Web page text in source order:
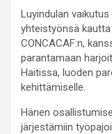
Luyindulan
yhteistyönsä kautta
CONCACAF:n,
parantamaan
Haitissa, luoden
kehittämiselle.
Hänen
järjestämiin